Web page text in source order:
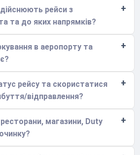
рейси з
та до яких напрямків?
в аеропорту та
рейсу та скористатися
відправлення?
магазини, Duty